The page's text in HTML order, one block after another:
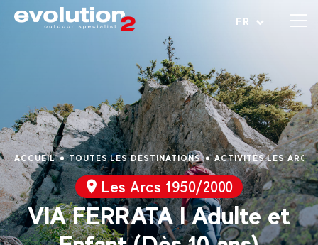
FR
Ouvrir le menu
ACCUEIL TOUTES LES DESTINATIONS ACTIVITÉS LES ARCS
Les Arcs 1950/2000
VIA FERRATA I Adulte et